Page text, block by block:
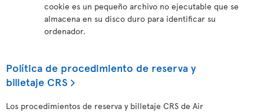
cookie es un pequeño archivo no ejecutable que se
almacena en su disco duro para identificar su
ordenador.
Política de procedimiento de reserva y
billetaje CRS
Los procedimientos de reserva y billetaje CRS de Air